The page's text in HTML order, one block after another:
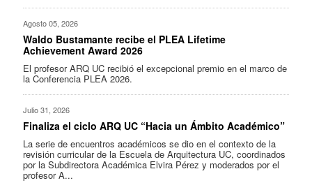
Agosto 05, 2026
Waldo Bustamante recibe el PLEA Lifetime
Achievement Award 2026
El profesor ARQ UC recibió el excepcional premio en el marco de
la Conferencia PLEA 2026.
Julio 31, 2026
Finaliza el ciclo ARQ UC “Hacia un Ámbito Académico”
La serie de encuentros académicos se dio en el contexto de la
revisión curricular de la Escuela de Arquitectura UC, coordinados
por la Subdirectora Académica Elvira Pérez y moderados por el
profesor A...